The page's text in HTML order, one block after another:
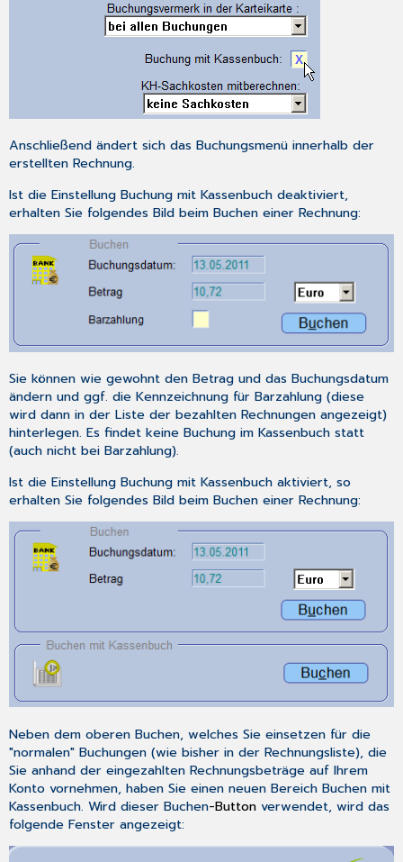
Anschließend ändert sich das Buchungsmenü innerhalb der
erstellten Rechnung.
Ist die EinstellungBuchung mit Kassenbuch deaktiviert,
erhalten Sie folgendes Bild beim Buchen einer Rechnung:
Sie können wie gewohnt denBetrag und dasBuchungsdatum
ändern und ggf. die Kennzeichnung fürBarzahlung (diese
wird dann in der Liste der bezahlten Rechnungen angezeigt)
hinterlegen. Es findet keine Buchung im Kassenbuch statt
(auch nicht bei Barzahlung).
Ist die EinstellungBuchung mit Kassenbuch aktiviert, so
erhalten Sie folgendes Bild beim Buchen einer Rechnung:
Neben dem oberen Buchen, welches Sie einsetzen für die
"normalen" Buchungen (wie bisher in der Rechnungsliste), die
Sie anhand der eingezahlten Rechnungsbeträge auf Ihrem
Konto vornehmen, haben Sie einen neuen BereichBuchen mit
Kassenbuch. Wird dieserBuchen-Button verwendet, wird das
folgende Fenster angezeigt: